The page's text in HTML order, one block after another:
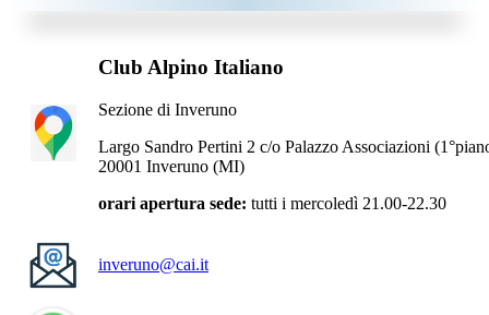
Club Alpino Italiano
Sezione di Inveruno
Largo Sandro Pertini 2 c/o Palazzo Associazioni
20001 Inveruno (MI)
orari apertura sede: tutti i mercoledì 21.00-22.30
inveruno@cai.it